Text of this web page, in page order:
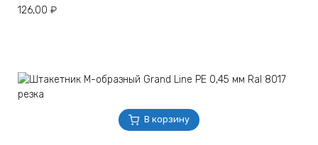
126,00 ₽
В корзину